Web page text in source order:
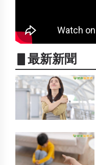
▋最新新聞